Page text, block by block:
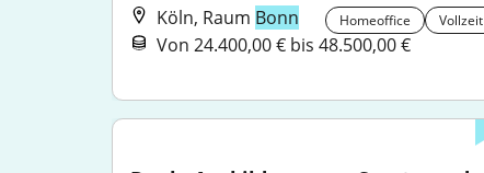
Köln, Raum Bonn Homeoffice Vollzeit
Von 24.400,00 € bis 48.500,00 €